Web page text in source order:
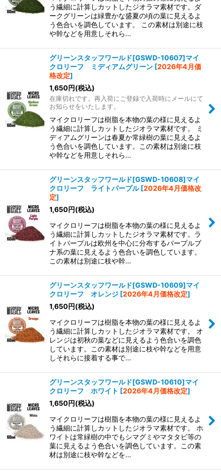
う繊細に計算しカットしたジオラマ素材です。ダ
ークグリーンは緑豊かな盛夏の頃の葉に見えるよ
う色合いを調色しています。 この素材は別途に枝
や幹などを用意しそれら…
グリーンスタッフワールド[GSWD-10607]マイ
クロリーフ ミディアムグリーン [2026年4月価
格改定]
1,650円(税込)
在庫切れです。再入荷にご登録で入荷時にメールにて
お知らせをいたします。
マイクロリーフは樹脂を本物の葉の様に見えるよ
う繊細に計算しカットしたジオラマ素材です。 ミ
ディアムグリーンは春夏か常緑樹の葉に見えるよ
う色合いを調色しています。この素材は別途に枝
や幹などを用意しそれら…
グリーンスタッフワールド[GSWD-10608]マイ
クロリーフ ライトパープル [2026年4月価格改
定]
1,650円(税込)
マイクロリーフは樹脂を本物の葉の様に見えるよ
う繊細に計算しカットしたジオラマ素材です。ラ
イトパープルは欧州を中心に分布するパープルブ
ナ系の葉に見えるよう色合いを調色しています。
この素材は別途に枝や幹…
グリーンスタッフワールド[GSWD-10609]マイ
クロリーフ オレンジ [2026年4月価格改定]
1,650円(税込)
マイクロリーフは樹脂を本物の葉の様に見えるよ
う繊細に計算しカットしたジオラマ素材です。 オ
レンジは初秋の葉などに見えるよう色合いを調色
しています。この素材は別途に枝や幹などを用意
しそれらに接着する事で…
グリーンスタッフワールド[GSWD-10610]マイ
クロリーフ ホワイト [2026年4月価格改定]
1,650円(税込)
マイクロリーフは樹脂を本物の葉の様に見えるよ
う繊細に計算しカットしたジオラマ素材です。 ホ
ワイトは常緑樹の中でもシマグミやマタタビ等の
葉に見えるよう色合いを調色しています。この素
材は別途に枝や幹などを…